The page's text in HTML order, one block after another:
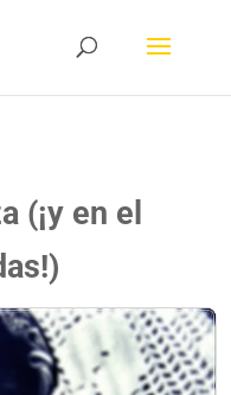
(¡y en el